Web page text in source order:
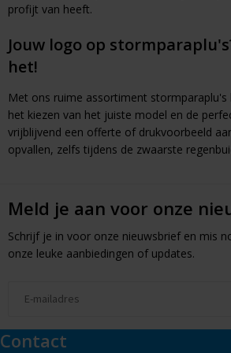
profijt van heeft.
Jouw logo op
het!
Met ons ruime assortiment stormparaplu's
het kiezen van het juiste model en de
vrijblijvend een offerte of drukvoorbeeld
opvallen, zelfs tijdens de zwaarste
Meld je aan voor onze
Schrijf je in voor onze nieuwsbrief en mis
onze leuke aanbiedingen of updates.
Contact